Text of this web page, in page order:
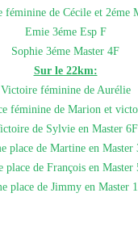
féminine de Cécile et 2éme
Emie 3éme Esp F
Sophie 3éme Master 4F
Sur le 22km:
Victoire féminine de Aurélie
féminine de Marion et
de Sylvie en Master 6F
place de Martine en Master
place de François en Master
place de Jimmy en Master